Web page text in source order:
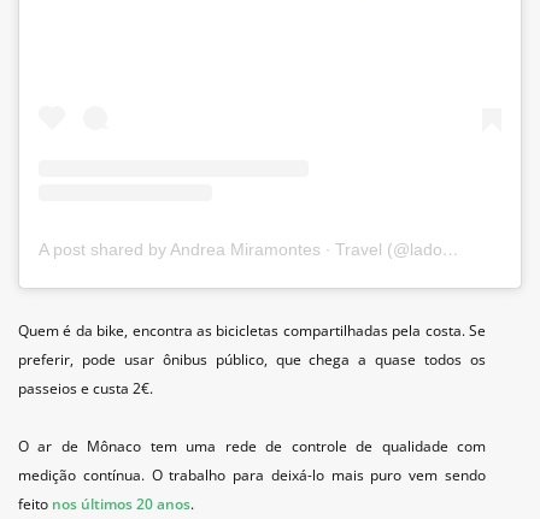
A post shared by Andrea Miramontes ∙ Travel (@ladobviagem)
Quem é da bike, encontra as bicicletas compartilhadas pela costa. Se
preferir, pode usar ônibus público, que chega a quase todos os
passeios e custa 2€.
O ar de Mônaco tem uma rede de controle de qualidade com
medição contínua. O trabalho para deixá-lo mais puro vem sendo
feito nos últimos 20 anos.